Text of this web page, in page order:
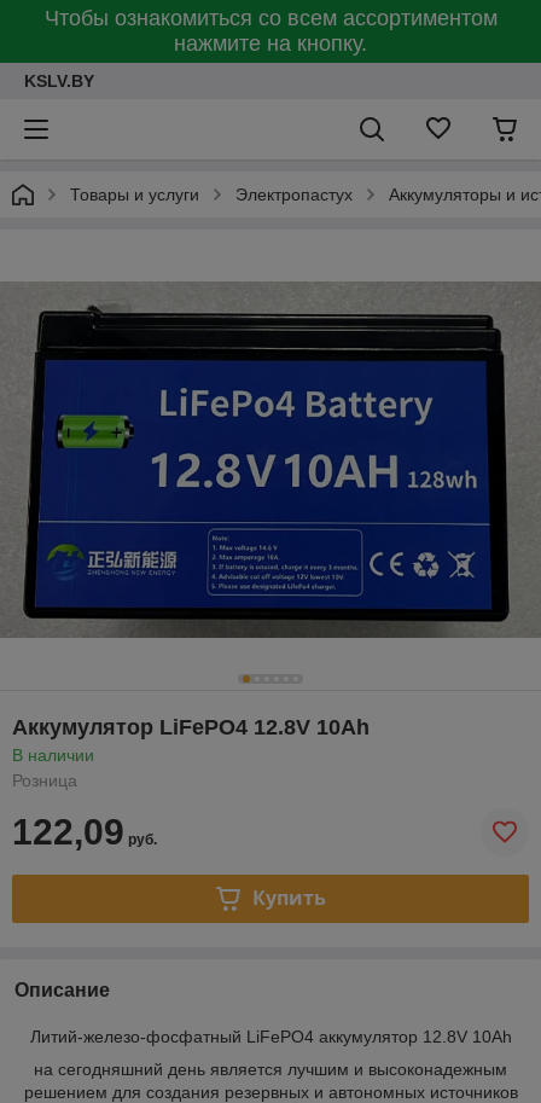
Чтобы ознакомиться со всем ассортиментом
нажмите на кнопку.
KSLV.BY
Товары и услуги Электропастух Аккумуляторы и
Аккумулятор LiFePO4 12.8V 10Ah
В наличии
Розница
122,09 руб.
Купить
Описание
Литий-железо-фосфатный LiFePO4 аккумулятор 12.8V 10Ah
на сегодняшний день является лучшим и высоконадежным
решением для создания резервных и автономных источников